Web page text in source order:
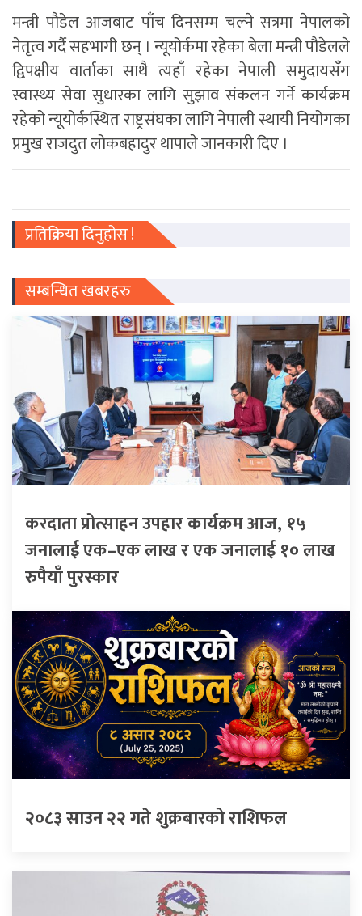
मन्त्री पौडेल आजबाट पाँच दिनसम्म चल्ने सत्रमा नेपालको
नेतृत्व गर्दै सहभागी छन् । न्यूयोर्कमा रहेका बेला मन्त्री पौडेलले
द्विपक्षीय वार्ताका साथै त्यहाँ रहेका नेपाली समुदायसँग
स्वास्थ्य सेवा सुधारका लागि सुझाव संकलन गर्ने कार्यक्रम
रहेको न्यूयोर्कस्थित राष्ट्रसंघका लागि नेपाली स्थायी नियोगका
प्रमुख राजदुत लोकबहादुर थापाले जानकारी दिए ।
प्रतिक्रिया दिनुहोस !
सम्बन्धित खबरहरु
करदाता प्रोत्साहन उपहार कार्यक्रम आज, १५
जनालाई एक–एक लाख र एक जनालाई १० लाख
रुपैयाँ पुरस्कार
२०८३ साउन २२ गते शुक्रबारको राशिफल